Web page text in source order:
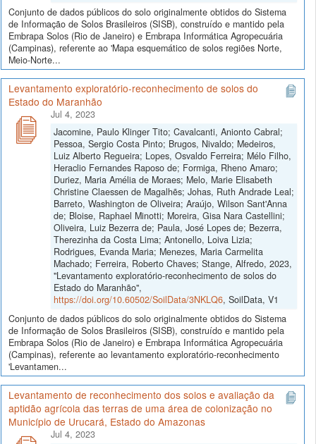
Conjunto de dados públicos do solo originalmente obtidos do Sistema
de Informação de Solos Brasileiros (SISB), construído e mantido pela
Embrapa Solos (Rio de Janeiro) e Embrapa Informática Agropecuária
(Campinas), referente ao 'Mapa esquemático de solos regiões Norte,
Meio-Norte...
Levantamento exploratório-reconhecimento de solos do
Estado do Maranhão
Jul 4, 2023
Jacomine, Paulo Klinger Tito; Cavalcanti, Anionto Cabral;
Pessoa, Sergio Costa Pinto; Brugos, Nivaldo; Medeiros,
Luiz Alberto Regueira; Lopes, Osvaldo Ferreira; Mélo Filho,
Heraclio Fernandes Raposo de; Formiga, Rheno Amaro;
Duriez, Maria Amélia de Moraes; Melo, Marie Elisabeth
Christine Claessen de Magalhẽs; Johas, Ruth Andrade Leal;
Barreto, Washington de Oliveira; Araújo, Wilson Sant'Anna
de; Bloise, Raphael Minotti; Moreira, Gisa Nara Castellini;
Oliveira, Luiz Bezerra de; Paula, José Lopes de; Bezerra,
Therezinha da Costa Lima; Antonello, Loiva Lizia;
Rodrigues, Evanda Maria; Menezes, Maria Carmelita
Machado; Ferreira, Roberto Chaves; Stange, Alfredo, 2023,
"Levantamento exploratório-reconhecimento de solos do
Estado do Maranhão",
https://doi.org/10.60502/SoilData/3NKLQ6, SoilData, V1
Conjunto de dados públicos do solo originalmente obtidos do Sistema
de Informação de Solos Brasileiros (SISB), construído e mantido pela
Embrapa Solos (Rio de Janeiro) e Embrapa Informática Agropecuária
(Campinas), referente ao levantamento exploratório-reconhecimento
'Levantamen...
Levantamento de reconhecimento dos solos e avaliação da
aptidão agrícola das terras de uma área de colonização no
Município de Urucará, Estado do Amazonas
Jul 4, 2023